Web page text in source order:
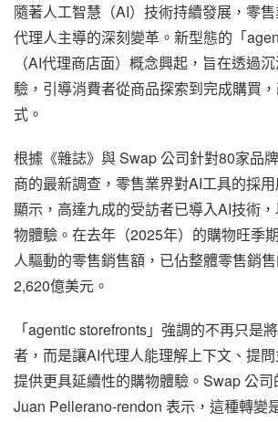
隨著人工智慧（AI）技術持續發展，零
代理人主導的深刻變革。新型態的「
（AI代理商店面）概念興起，旨在透過
驗，引導消費者從商品探索到完成購買
式。
根據《雜誌》與 Swap 公司針對80家品
商的最新調查，零售業界對AI工具的採
顯示，高達九成的受訪者已導入AI技術
物體驗。在去年（2025年）的購物旺季
人驅動的零售銷售額，已佔整體零售銷
2,620億美元。
「agentic storefronts」強調的不再只是
者，而是讓AI代理人能理解上下文、提問
提供更具延續性的購物體驗。Swap 公
Juan Pellerano-rendon 表示，這種轉變